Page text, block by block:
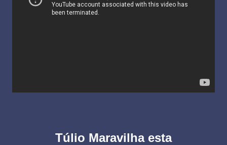
Túlio Maravilha esta